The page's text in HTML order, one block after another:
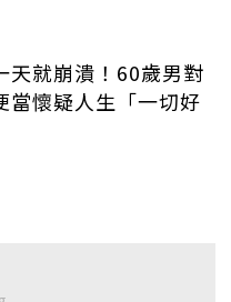
天就崩潰！60歲男對
當懷疑人生「一切好